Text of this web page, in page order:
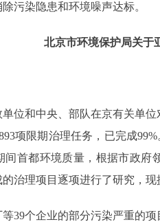
污染隐患和环境噪声达标。
北京市环境保护局关于
和中央、部队在京有关单位
项限期治理任务，已完成
间首都环境质量，根据市政府
治理项目逐项进行了研究，现
个企业的部分污染严重的项